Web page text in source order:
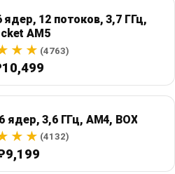
ядер, 12 потоков, 3,7 ГГц,
AM5
(4763)
ядер, 3,6 ГГц, AM4, BOX
(4132)